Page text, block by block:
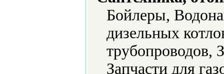
Бойлеры,
дизельных
трубопроводов,
Запчасти для